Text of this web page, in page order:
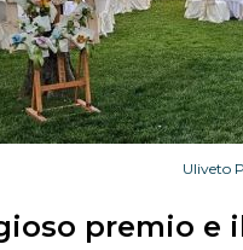
Uliveto
premio e